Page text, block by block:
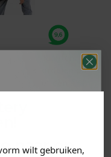
wilt gebruiken,
beoordelen ons
naar op